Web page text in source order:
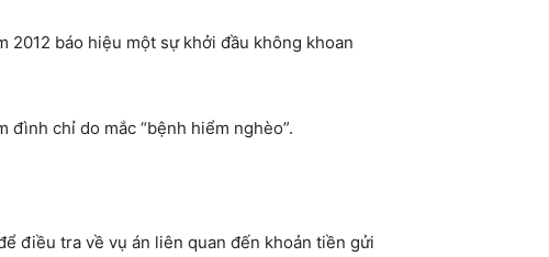
2012 báo hiệu một sự khởi đầu không khoan
đình chỉ do mắc “bệnh hiểm nghèo”.
điều tra về vụ án liên quan đến khoản tiền gửi